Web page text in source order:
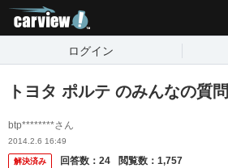
ログイン
トヨタ ポルテ のみんなの質問
btp********さん
2014.2.6 16:49
解決済み 回答数： 24 閲覧数： 1,757